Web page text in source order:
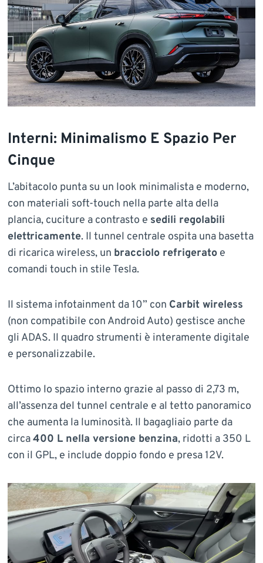
Interni: Minimalismo E Spazio Per
Cinque
L’abitacolo punta su un look minimalista e moderno,
con materiali soft-touch nella parte alta della
plancia, cuciture a contrasto e sedili regolabili
elettricamente. Il tunnel centrale ospita una basetta
di ricarica wireless, un bracciolo refrigeratoe
comandi touch in stile Tesla.
Il sistema infotainment da 10” con Carbit wireless
(non compatibile con Android Auto) gestisce anche
gli ADAS. Il quadro strumenti è interamente digitale
e personalizzabile.
Ottimo lo spazio interno grazie al passo di 2,73 m,
all’assenza del tunnel centrale e al tetto panoramico
che aumenta la luminosità. Il bagagliaio parte da
circa400 L nella versione benzina, ridotti a 350 L
con il GPL, e include doppio fondo e presa 12V.